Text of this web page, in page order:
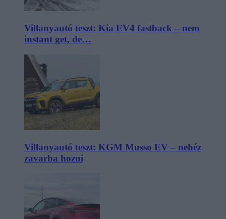
Villanyautó teszt: Kia EV4 fastback – nem
instant get, de…
Villanyautó teszt: KGM Musso EV – nehéz
zavarba hozni